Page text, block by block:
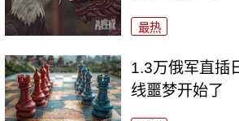
最热
1.3万俄军直插
线噩梦开始了